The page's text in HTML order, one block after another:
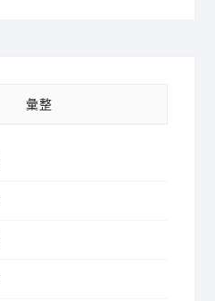
彙整